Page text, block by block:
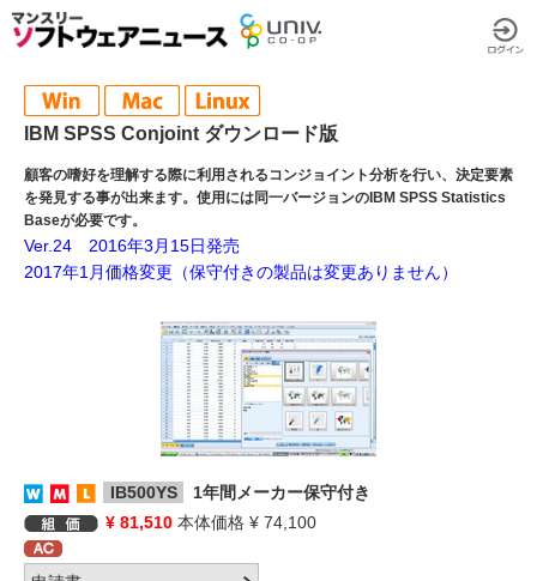
IBM SPSS Conjoint ダウンロード版
顧客の嗜好を理解する際に利用されるコンジョイント分析を行い、決定要素
を発見する事が出来ます。使用には同一バージョンのIBM SPSS Statistics
Baseが必要です。
Ver.24 2016年3月15日発売
2017年1月価格変更（保守付きの製品は変更ありません）
IB500YS
1年間メーカー保守付き
¥ 81,510 本体価格 ¥ 74,100